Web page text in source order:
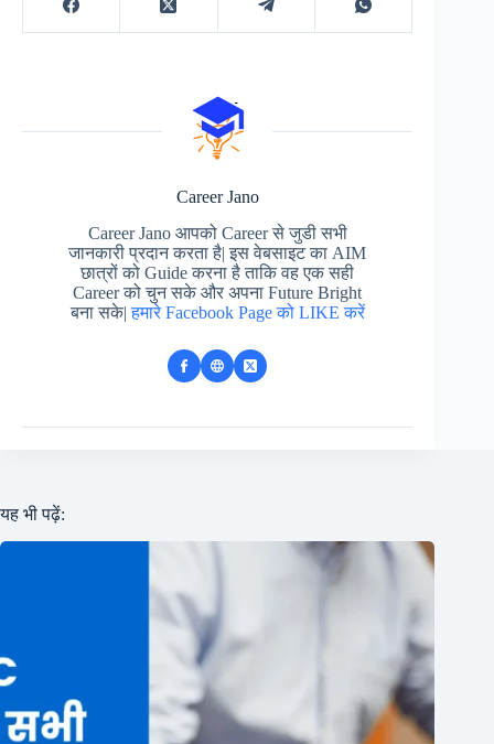
Career Jano
Career Jano आपको Career से जुडी सभी
जानकारी प्रदान करता है| इस वेबसाइट का AIM
छात्रों को Guide करना है ताकि वह एक सही
Career को चुन सके और अपना Future Bright
बना सके|हमारे Facebook Page को LIKE करें
यह भी पढ़ें: